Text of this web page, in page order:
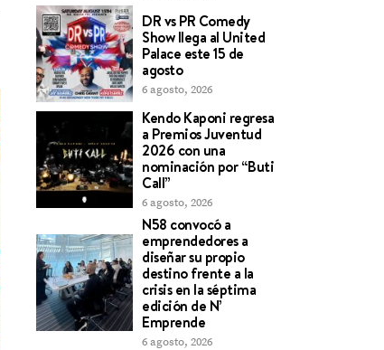
DR vs PR Comedy
Show llega al United
Palace este 15 de
agosto
6 agosto, 2026
Kendo Kaponi regresa
a Premios Juventud
2026 con una
nominación por “Buti
Call”
6 agosto, 2026
N58 convocó a
emprendedores a
diseñar su propio
destino frente a la
crisis en la séptima
edición de N’
Emprende
6 agosto, 2026